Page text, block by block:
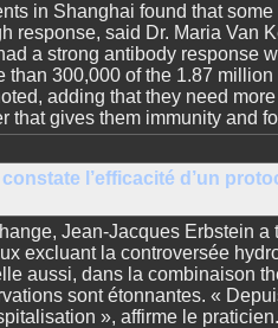
in Shanghai found that
response, said Dr. Maria Van
a strong antibody response
than 300,000 of the 1.87
adding that they need
that gives them immunity and
l’efficacité d’un
Jean-Jacques Erbstein
excluant la controversée
aussi, dans la combinaison
sont étonnantes. «
», affirme le praticien.